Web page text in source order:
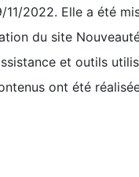
2022. Elle a été
du site
et outils
ont été